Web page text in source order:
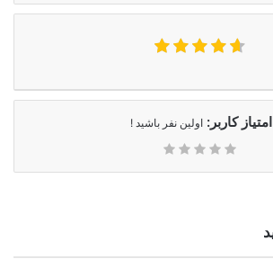
امتیاز کاربر: اولین نفر باشید !